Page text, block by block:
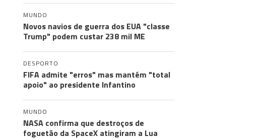
MUNDO
Novos navios de guerra dos EUA "classe
Trump" podem custar 238 mil ME
DESPORTO
FIFA admite "erros" mas mantém "total
apoio" ao presidente Infantino
MUNDO
NASA confirma que destroços de
foguetão da SpaceX atingiram a Lua